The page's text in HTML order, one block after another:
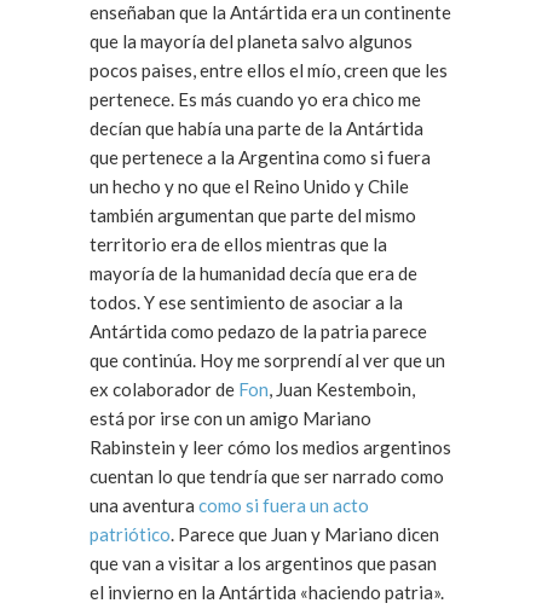
enseñaban que la Antártida era un continente
que la mayoría del planeta salvo algunos
pocos paises, entre ellos el mío, creen que les
pertenece. Es más cuando yo era chico me
decían que había una parte de la Antártida
que pertenece a la Argentina como si fuera
un hecho y no que el Reino Unido y Chile
también argumentan que parte del mismo
territorio era de ellos mientras que la
mayoría de la humanidad decía que era de
todos. Y ese sentimiento de asociar a la
Antártida como pedazo de la patria parece
que continúa. Hoy me sorprendí al ver que un
ex colaborador de Fon, Juan Kestemboin,
está por irse con un amigo Mariano
Rabinstein y leer cómo los medios argentinos
cuentan lo que tendría que ser narrado como
una aventura como si fuera un acto
patriótico. Parece que Juan y Mariano dicen
que van a visitar a los argentinos que pasan
el invierno en la Antártida «haciendo patria».